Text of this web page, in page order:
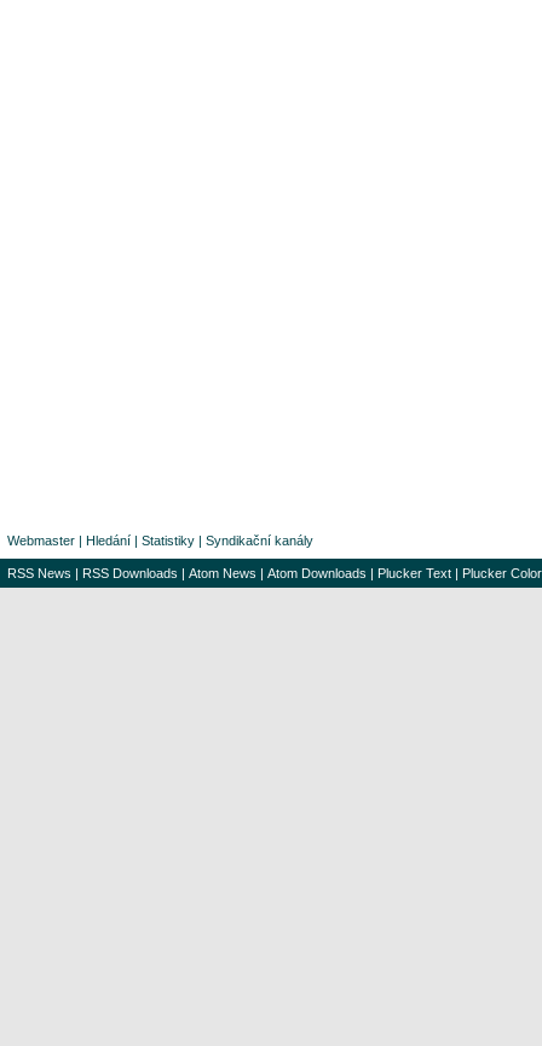
Webmaster | Hledání | Statistiky | Syndikační kanály
RSS News | RSS Downloads | Atom News | Atom Downloads | Plucker Text | Plucker Color